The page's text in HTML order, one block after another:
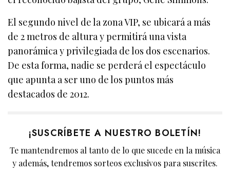
El segundo nivel de la zona VIP, se ubicará a más
de 2 metros de altura y permitirá una vista
panorámica y privilegiada de los dos escenarios.
De esta forma, nadie se perderá el espectáculo
que apunta a ser uno de los puntos más
destacados de 2012.
¡SUSCRÍBETE A NUESTRO BOLETÍN!
Te mantendremos al tanto de lo que sucede en la música
y además, tendremos sorteos exclusivos para suscrites.